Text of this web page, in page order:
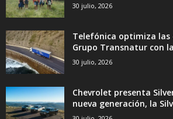
30 julio, 2026
Telefónica optimiza las
Grupo Transnatur con
30 julio, 2026
Chevrolet presenta
nueva generación, la